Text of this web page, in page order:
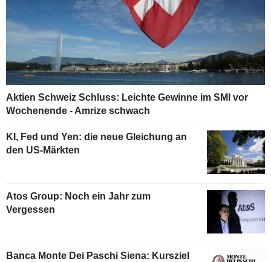
Aktien Schweiz Schluss: Leichte Gewinne im SMI vor
Wochenende - Amrize schwach
KI, Fed und Yen: die neue Gleichung an
den US-Märkten
Atos Group: Noch ein Jahr zum
Vergessen
Banca Monte Dei Paschi Siena: Kursziel